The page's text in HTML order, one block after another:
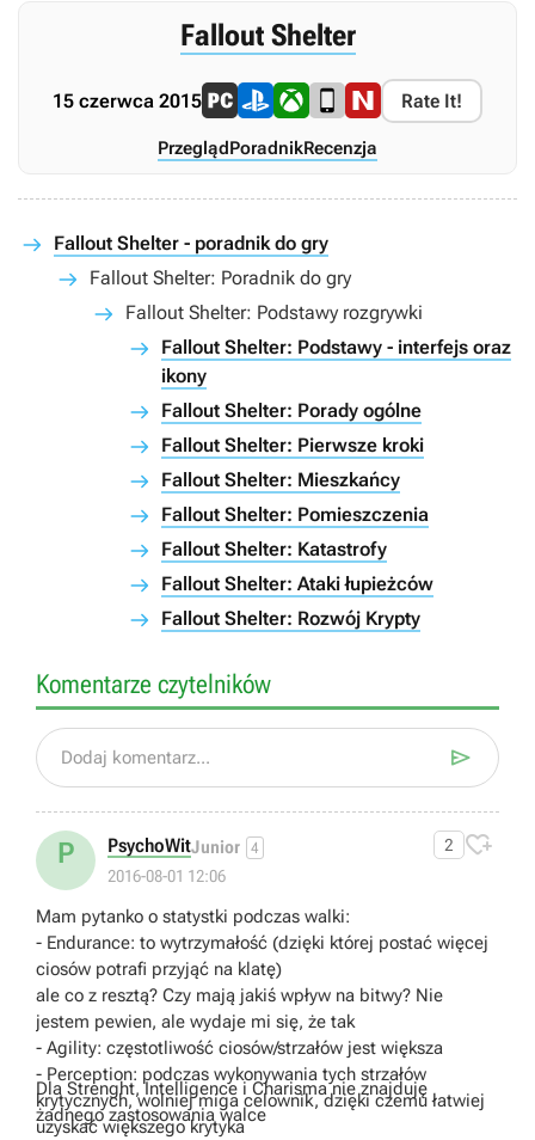
Fallout Shelter
15 czerwca 2015 Rate It!
PrzeglądPoradnikRecenzja
Fallout Shelter - poradnik do gry
Fallout Shelter: Poradnik do gry
Fallout Shelter: Podstawy rozgrywki
Fallout Shelter: Podstawy - interfejs oraz
ikony
Fallout Shelter: Porady ogólne
Fallout Shelter: Pierwsze kroki
Fallout Shelter: Mieszkańcy
Fallout Shelter: Pomieszczenia
Fallout Shelter: Katastrofy
Fallout Shelter: Ataki łupieżców
Fallout Shelter: Rozwój Krypty
Komentarze czytelników
Dodaj komentarz... 
P PsychoWitJunior 4
2016-08-01 12:06
2 
Mam pytanko o statystki podczas walki:
- Endurance: to wytrzymałość (dzięki której postać więcej
ciosów potrafi przyjąć na klatę)
ale co z resztą? Czy mają jakiś wpływ na bitwy? Nie
jestem pewien, ale wydaje mi się, że tak
- Agility: częstotliwość ciosów/strzałów jest większa
- Perception: podczas wykonywania tych strzałów
krytycznych, wolniej miga celownik, dzięki czemu łatwiej
uzyskać większego krytyka
Dla Strenght, Intelligence i Charisma nie znajduję
żadnego zastosowania walce